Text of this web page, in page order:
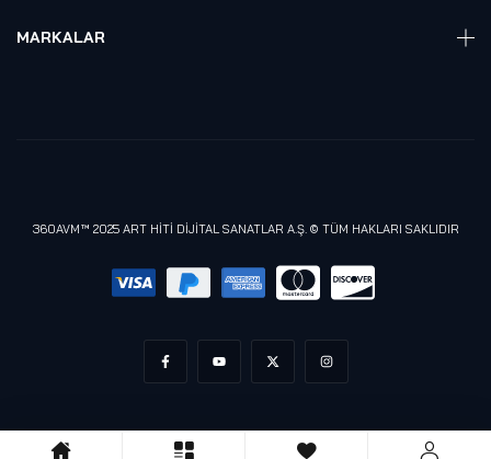
Referanslarımız
MARKALAR
360AVM™ 2025 ART HİTİ DİJİTAL SANATLAR A.Ş. © TÜM HAKLARI SAKLIDIR